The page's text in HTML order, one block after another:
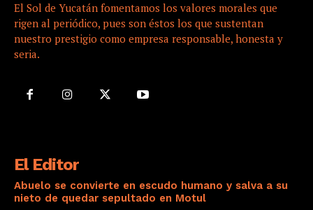
El Sol de Yucatán fomentamos los valores morales que
rigen al periódico, pues son éstos los que sustentan
nuestro prestigio como empresa responsable, honesta y
seria.
El Editor
Abuelo se convierte en escudo humano y salva a su
nieto de quedar sepultado en Motul